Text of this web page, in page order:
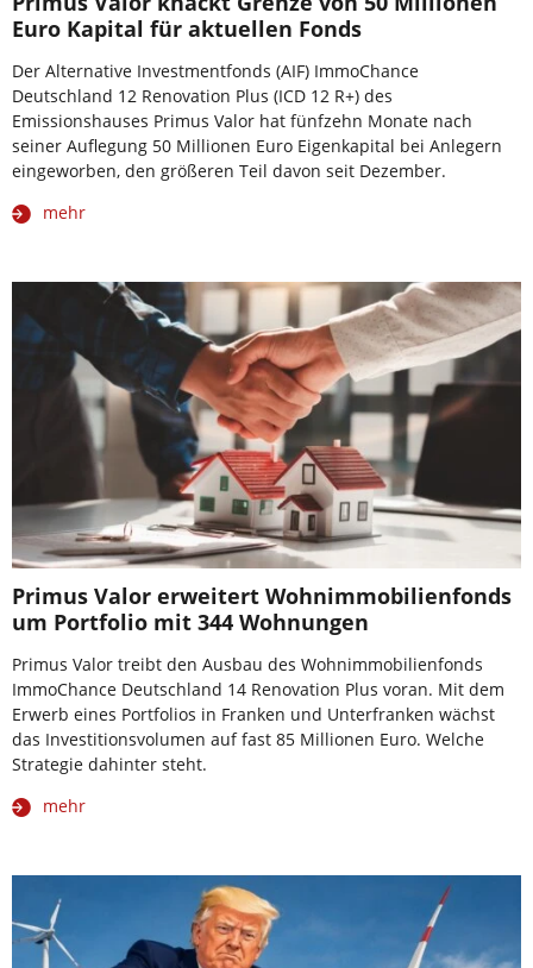
Euro Kapital für aktuellen Fonds
Der Alternative Investmentfonds (AIF) ImmoChance
Deutschland 12 Renovation Plus (ICD 12 R+) des
Emissionshauses Primus Valor hat fünfzehn Monate nach
seiner Auflegung 50 Millionen Euro Eigenkapital bei Anlegern
eingeworben, den größeren Teil davon seit Dezember.
mehr
Primus Valor erweitert Wohnimmobilienfonds
um Portfolio mit 344 Wohnungen
Primus Valor treibt den Ausbau des Wohnimmobilienfonds
ImmoChance Deutschland 14 Renovation Plus voran. Mit dem
Erwerb eines Portfolios in Franken und Unterfranken wächst
das Investitionsvolumen auf fast 85 Millionen Euro. Welche
Strategie dahinter steht.
mehr